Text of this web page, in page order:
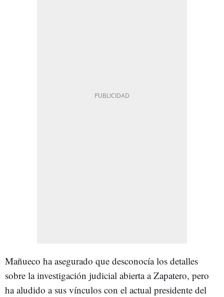
Mañueco ha asegurado que desconocía los detalles
sobre la investigación judicial abierta a Zapatero, pero
ha aludido a sus vínculos con el actual presidente del